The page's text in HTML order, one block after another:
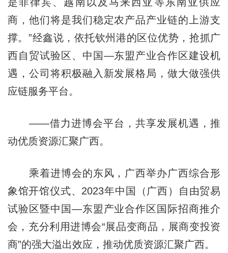
商，他们将是我们稳定农产品产业链的上游支
撑。”经鑫说，依托钦州港的区位优势，抢抓广
西自贸试验区、中国—东盟产业合作区建设机
遇，公司将积极融入新发展格局，做大做强供
应链服务平台。
——借力进博会平台，共享发展机遇，推
动优质资源汇聚广西。
乘着进博会的东风，广西举办广西综合形
象馆开馆仪式、2023年中国（广西）自由贸易
试验区暨中国—东盟产业合作区国际招商推介
会，充分利用进博会“展品变商品，展商变投资
商”的强大溢出效应，推动优质资源汇聚广西。